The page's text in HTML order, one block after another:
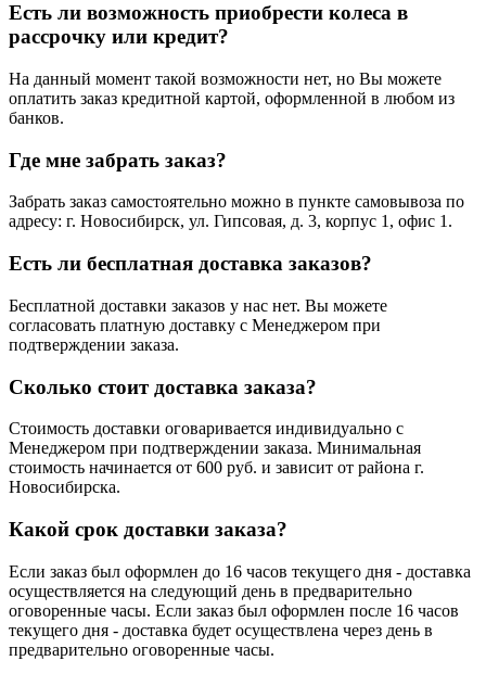
Есть ли возможность приобрести колеса в
рассрочку или кредит?
На данный момент такой возможности нет, но Вы можете
оплатить заказ кредитной картой, оформленной в любом из
банков.
Где мне забрать заказ?
Забрать заказ самостоятельно можно в пункте самовывоза по
адресу: г. Новосибирск, ул. Гипсовая, д. 3, корпус 1, офис 1.
Есть ли бесплатная доставка заказов?
Бесплатной доставки заказов у нас нет. Вы можете
согласовать платную доставку с Менеджером при
подтверждении заказа.
Сколько стоит доставка заказа?
Стоимость доставки оговаривается индивидуально с
Менеджером при подтверждении заказа. Минимальная
стоимость начинается от 600 руб. и зависит от района г.
Новосибирска.
Какой срок доставки заказа?
Если заказ был оформлен до 16 часов текущего дня - доставка
осуществляется на следующий день в предварительно
оговоренные часы. Если заказ был оформлен после 16 часов
текущего дня - доставка будет осуществлена через день в
предварительно оговоренные часы.